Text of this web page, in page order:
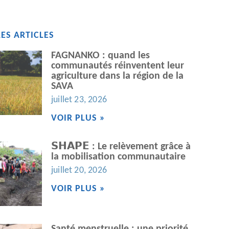
ARTICLES
FAGNANKO : quand les
communautés réinventent leur
agriculture dans la région de la
SAVA
juillet 23, 2026
VOIR PLUS »
𝗦𝗛𝗔𝗣𝗘 : Le relèvement grâce à
la mobilisation communautaire
juillet 20, 2026
VOIR PLUS »